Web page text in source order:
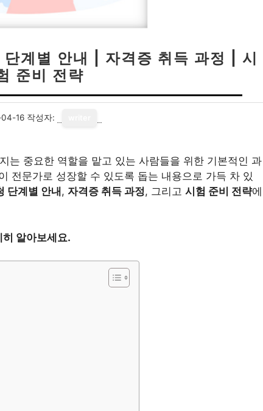
계별 안내 | 자격증 취득 과정 | 시
준비 전략
16 작성자:
는 중요한 역할을 맡고 있는 사람들을 위한 기본적인 과
전문가로 성장할 수 있도록 돕는 내용으로 가득 차 있
단계별 안내 , 자격증 취득 과정, 그리고 시험 준비 전략에
알아보세요.